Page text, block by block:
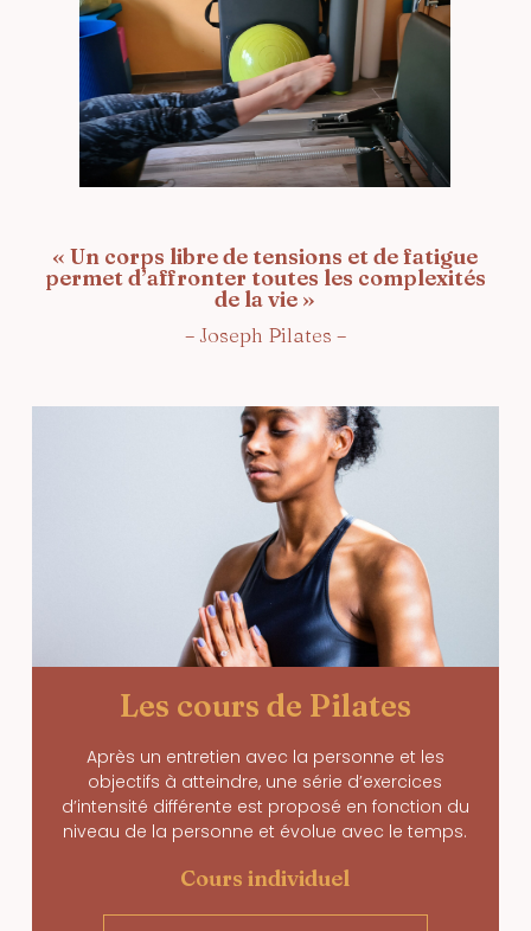
« Un corps libre de tensions et de fatigue
permet d’affronter toutes les complexités
de la vie »
– Joseph Pilates –
Les cours de Pilates
Après un entretien avec la personne et les
objectifs à atteindre, une série d’exercices
d’intensité différente est proposé en fonction du
niveau de la personne et évolue avec le temps.
Cours individuel